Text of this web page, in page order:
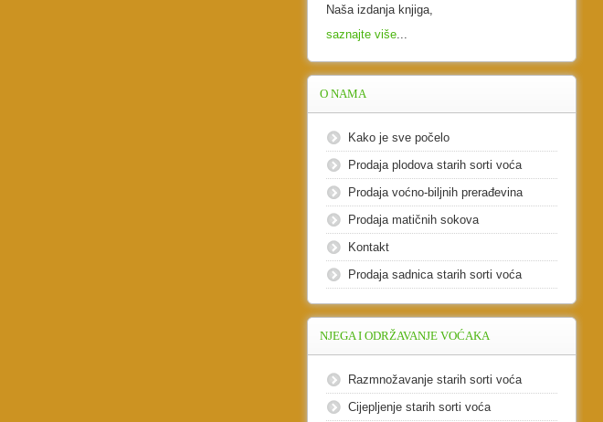
Naša izdanja knjiga,
saznajte više...
O NAMA
Kako je sve počelo
Prodaja plodova starih sorti voća
Prodaja voćno-biljnih prerađevina
Prodaja matičnih sokova
Kontakt
Prodaja sadnica starih sorti voća
NJEGAI ODRŽAVANJE VOĆAKA
Razmnožavanje starih sorti voća
Cijepljenje starih sorti voća